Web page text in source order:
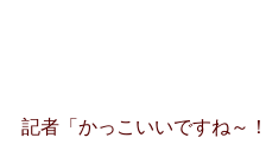
記者「かっこいいですね～